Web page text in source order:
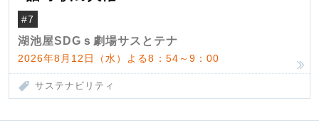
#7
湖池屋SDGｓ劇場サスとテナ
2026年8月12日（水）よる8：54～9：00
サステナビリティ